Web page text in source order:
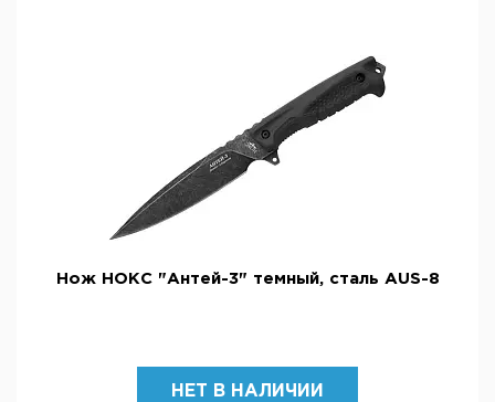
Нож НОКС "Антей-3" темный, сталь AUS-8
НЕТ В НАЛИЧИИ